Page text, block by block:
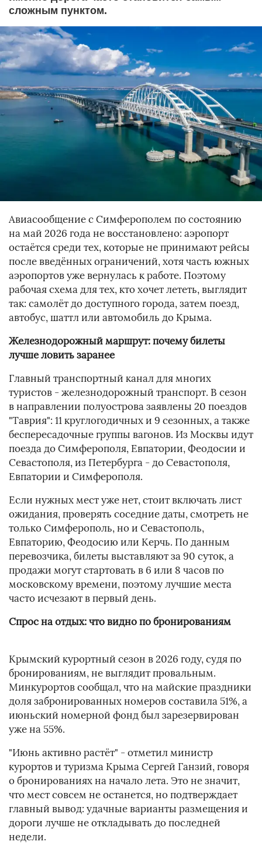
сложным пунктом.
Авиасообщение с Симферополем по состоянию
на май 2026 года не восстановлено: аэропорт
остаётся среди тех, которые не принимают рейсы
после введённых ограничений, хотя часть южных
аэропортов уже вернулась к работе. Поэтому
рабочая схема для тех, кто хочет лететь, выглядит
так: самолёт до доступного города, затем поезд,
автобус, шаттл или автомобиль до Крыма.
Железнодорожный маршрут: почему билеты
лучше ловить заранее
Главный транспортный канал для многих
туристов - железнодорожный транспорт. В сезон
в направлении полуострова заявлены 20 поездов
"Таврия": 11 круглогодичных и 9 сезонных, а также
беспересадочные группы вагонов. Из Москвы идут
поезда до Симферополя, Евпатории, Феодосии и
Севастополя, из Петербурга - до Севастополя,
Евпатории и Симферополя.
Если нужных мест уже нет, стоит включать лист
ожидания, проверять соседние даты, смотреть не
только Симферополь, но и Севастополь,
Евпаторию, Феодосию или Керчь. По данным
перевозчика, билеты выставляют за 90 суток, а
продажи могут стартовать в 6 или 8 часов по
московскому времени, поэтому лучшие места
часто исчезают в первый день.
Спрос на отдых: что видно по бронированиям
Крымский курортный сезон в 2026 году, судя по
бронированиям, не выглядит провальным.
Минкурортов сообщал, что на майские праздники
доля забронированных номеров составила 51%, а
июньский номерной фонд был зарезервирован
уже на 55%.
"Июнь активно растёт" - отметил министр
курортов и туризма Крыма Сергей Ганзий, говоря
о бронированиях на начало лета. Это не значит,
что мест совсем не останется, но подтверждает
главный вывод: удачные варианты размещения и
дороги лучше не откладывать до последней
недели.